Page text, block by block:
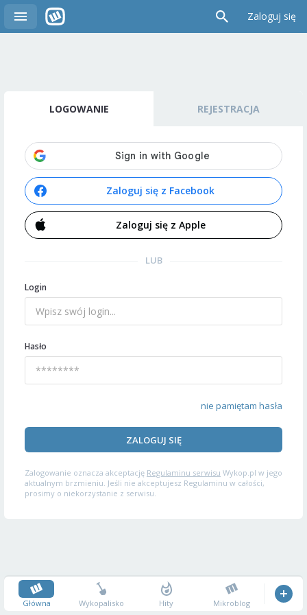
Zaloguj się
LOGOWANIE REJESTRACJA
Zaloguj się z Facebook
Zaloguj się z Apple
LUB
Login
Hasło
nie pamiętam hasła
ZALOGUJ SIĘ
Zalogowanie oznacza akceptację Regulaminu serwisu Wykop.pl w jego
aktualnym brzmieniu. Jeśli nie akceptujesz Regulaminu w całości,
prosimy o niekorzystanie z serwisu.
Główna Wykopalisko Hity Mikroblog